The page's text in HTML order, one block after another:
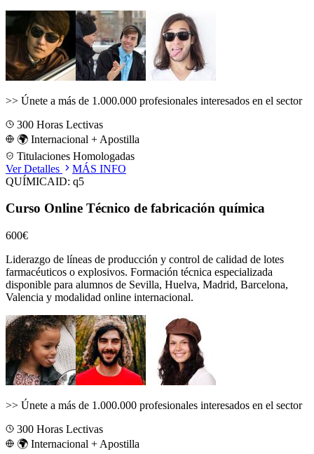
>> Únete a más de 1.000.000 profesionales interesados en el sector
300 Horas Lectivas
🌍 Internacional + Apostilla
Titulaciones Homologadas
Ver Detalles
MÁS INFO
QUÍMICAID: q5
Curso Online Técnico de fabricación química
600€
Liderazgo de líneas de producción y control de calidad de lotes
farmacéuticos o explosivos. Formación técnica especializada
disponible para alumnos de Sevilla, Huelva, Madrid, Barcelona,
Valencia y modalidad online internacional.
>> Únete a más de 1.000.000 profesionales interesados en el sector
300 Horas Lectivas
🌍 Internacional + Apostilla